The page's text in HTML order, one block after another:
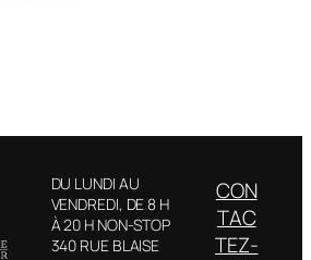
DU LUNDI AU
VENDREDI, DE 8 H
À 20 H NON-STOP
340 RUE BLAISE
Facebook
Instagram
CON
TAC
TEZ-